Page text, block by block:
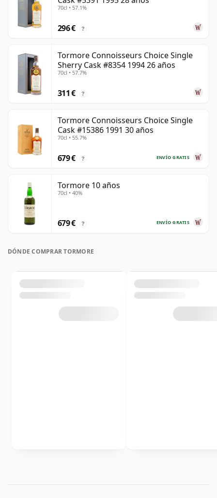
70cl • 57.1%
296 € ?
Tormore Connoisseurs Choice Single
Sherry Cask #8354 1994 26 años
70cl • 57.7%
311 € ?
Tormore Connoisseurs Choice Single
Cask #15386 1991 30 años
70cl • 55.7%
ENVÍO GRATIS
679 € ?
Tormore 10 años
70cl • 40%
ENVÍO GRATIS
679 € ?
DÓNDE COMPRAR TORMORE